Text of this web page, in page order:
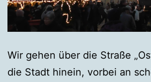
Wir gehen über die Straße
die Stadt hinein, vorbei an